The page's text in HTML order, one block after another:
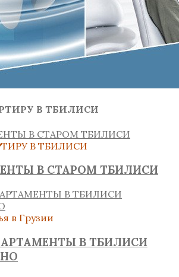
В ТБИЛИСИ
В ТБИЛИСИ
В СТАРОМ ТБИЛИСИ
в Грузии
В ТБИЛИСИ